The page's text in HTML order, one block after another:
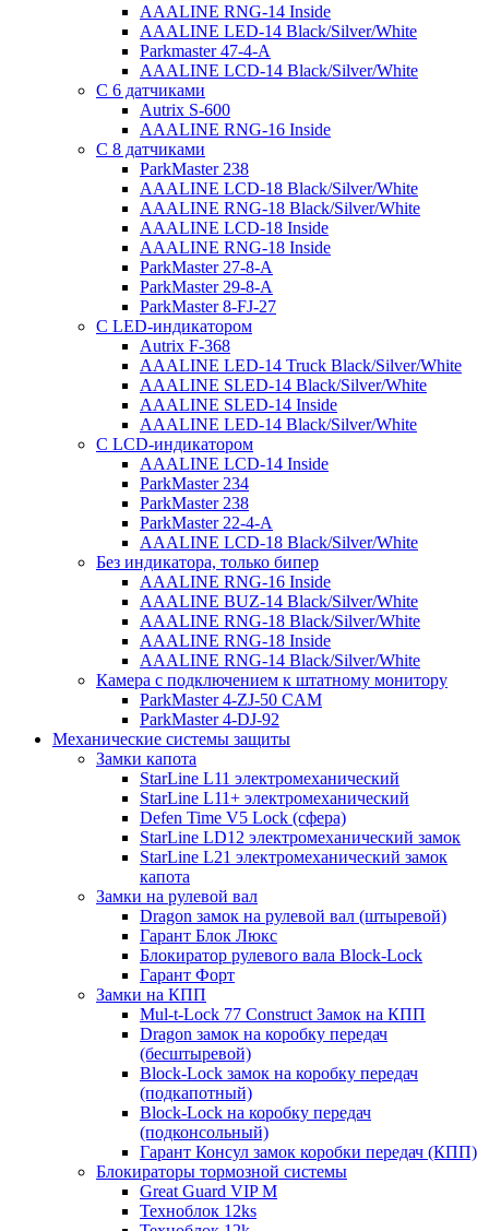
AAALINE RNG-14 Inside
AAALINE LED-14 Black/Silver/White
Parkmaster 47-4-A
AAALINE LCD-14 Black/Silver/White
С 6 датчиками
Autrix S-600
AAALINE RNG-16 Inside
С 8 датчиками
ParkMaster 238
AAALINE LCD-18 Black/Silver/White
AAALINE RNG-18 Black/Silver/White
AAALINE LCD-18 Inside
AAALINE RNG-18 Inside
ParkMaster 27-8-A
ParkMaster 29-8-A
ParkMaster 8-FJ-27
С LED-индикатором
Autrix F-368
AAALINE LED-14 Truck Black/Silver/White
AAALINE SLED-14 Black/Silver/White
AAALINE SLED-14 Inside
AAALINE LED-14 Black/Silver/White
С LCD-индикатором
AAALINE LCD-14 Inside
ParkMaster 234
ParkMaster 238
ParkMaster 22-4-A
AAALINE LCD-18 Black/Silver/White
Без индикатора, только бипер
AAALINE RNG-16 Inside
AAALINE BUZ-14 Black/Silver/White
AAALINE RNG-18 Black/Silver/White
AAALINE RNG-18 Inside
AAALINE RNG-14 Black/Silver/White
Камера с подключением к штатному монитору
ParkMaster 4-ZJ-50 CAM
ParkMaster 4-DJ-92
Механические системы защиты
Замки капота
StarLine L11 электромеханический
StarLine L11+ электромеханический
Defen Time V5 Lock (сфера)
StarLine LD12 электромеханический замок
StarLine L21 электромеханический замок
капота
Замки на рулевой вал
Dragon замок на рулевой вал (штыревой)
Гарант Блок Люкс
Блокиратор рулевого вала Block-Lock
Гарант Форт
Замки на КПП
Mul-t-Lock 77 Construct Замок на КПП
Dragon замок на коробку передач
(бесштыревой)
Block-Lock замок на коробку передач
(подкапотный)
Block-Lock на коробку передач
(подконсольный)
Гарант Консул замок коробки передач (КПП)
Блокираторы тормозной системы
Great Guard VIP M
Техноблок 12ks